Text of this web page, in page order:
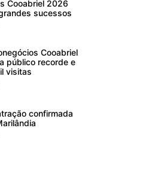
Cooabriel 2026
sucessos
Cooabriel
público recorde e
visitas
confirmada